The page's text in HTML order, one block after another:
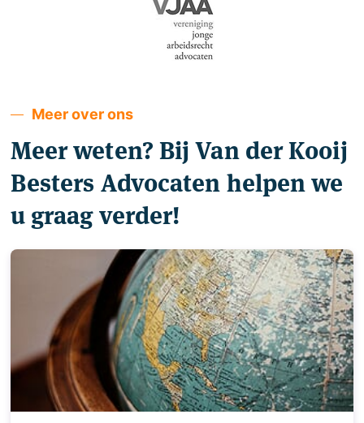
Meer over ons
Meer weten? Bij Van der Kooij
Besters Advocaten helpen we
u graag verder!